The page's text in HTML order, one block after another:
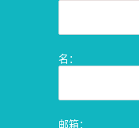
名：
邮箱：